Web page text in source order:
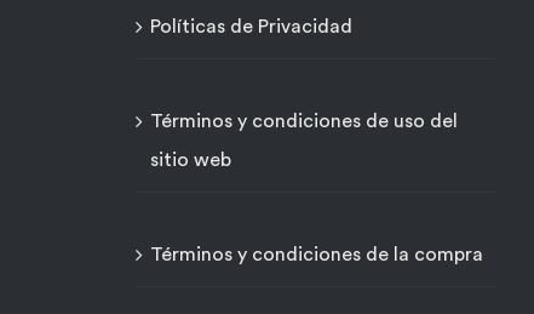
Políticas de Privacidad
Términos y condiciones de uso del
sitio web
Términos y condiciones de la compra